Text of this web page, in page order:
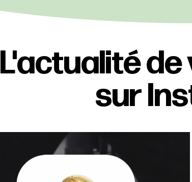
L'actualité
sur
C`est l`heure du calcio !!
La Coupe du
...
27 5